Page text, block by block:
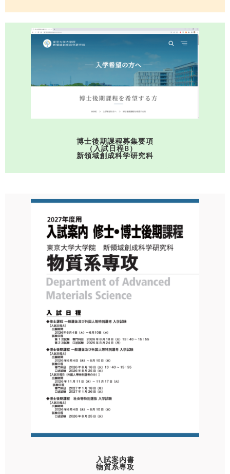
博士後期課程募集要項
（入試日程B）
新領域創成科学研究科
入試案内書
物質系専攻